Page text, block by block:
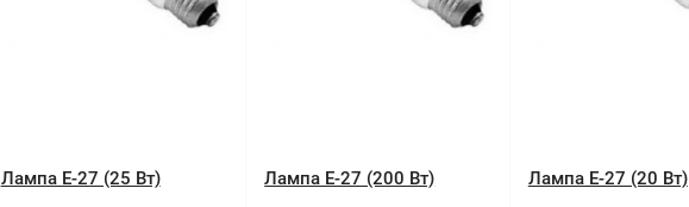
Лампа Е-27 (25 Вт) Лампа Е-27 (200 Вт) Лампа Е-27 (20 Вт)